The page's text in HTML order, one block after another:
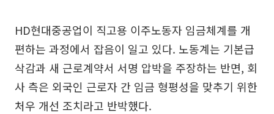
HD현대중공업이 직고용 이주노동자 임금체계를 개
편하는 과정에서 잡음이 일고 있다. 노동계는 기본급
삭감과 새 근로계약서 서명 압박을 주장하는 반면, 회
사 측은 외국인 근로자 간 임금 형평성을 맞추기 위한
처우 개선 조치라고 반박했다.